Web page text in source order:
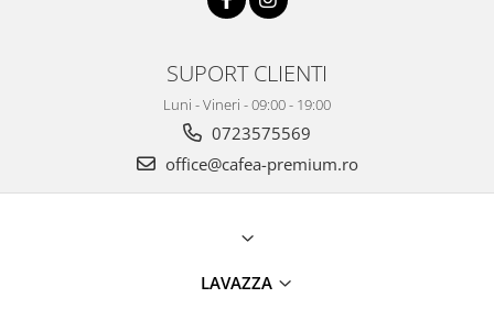
SUPORT CLIENTI
Luni - Vineri - 09:00 - 19:00
0723575569
office@cafea-premium.ro
LAVAZZA